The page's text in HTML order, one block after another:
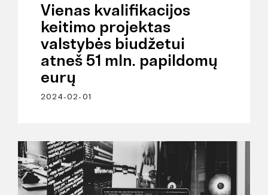
Vienas kvalifikacijos
keitimo projektas
valstybės biudžetui
atneš 51 mln. papildomų
eurų
2024-02-01